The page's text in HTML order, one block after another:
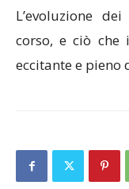
L’evoluzione
corso, e ciò
eccitante e pieno